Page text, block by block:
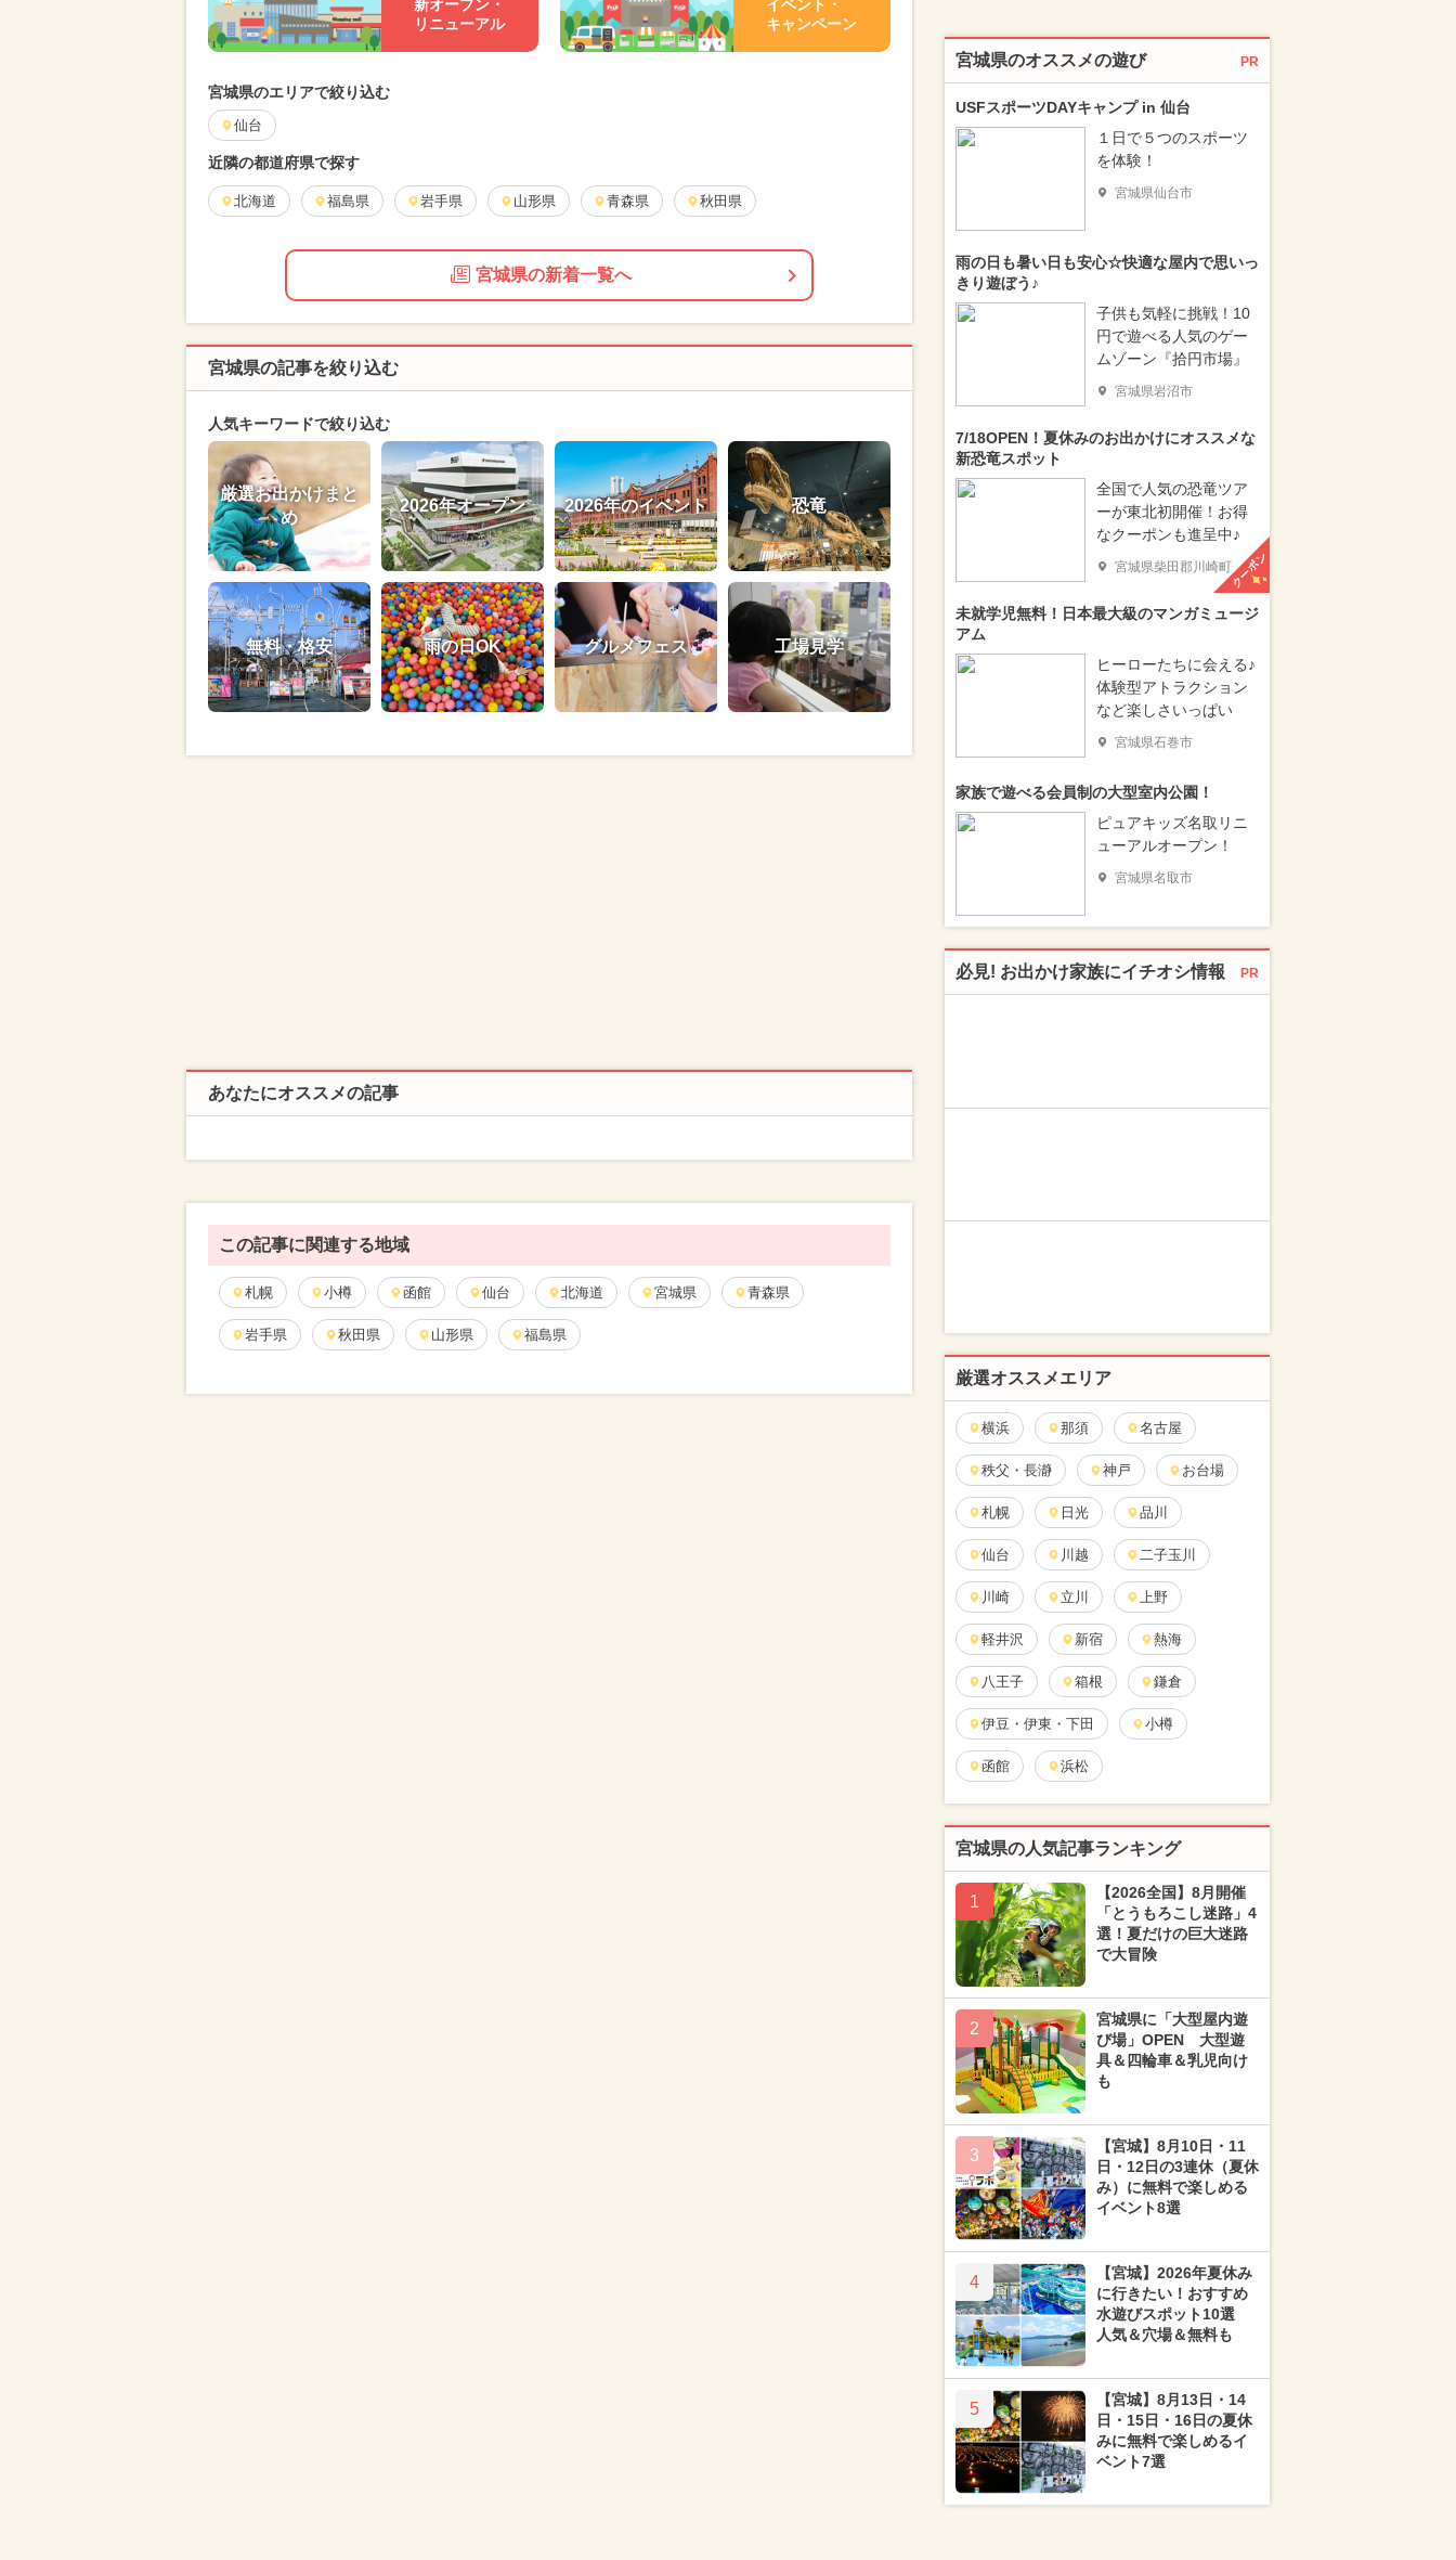
新オープン・
リニューアル
イベント・
キャンペーン
宮城県のエリアで絞り込む
仙台
近隣の都道府県で探す
北海道 福島県 岩手県 山形県 青森県 秋田県
宮城県の新着一覧へ
宮城県の記事を絞り込む
人気キーワードで絞り込む
厳選お出かけまと
め
2026年オープン 2026年のイベント 恐竜
無料・格安 雨の日OK グルメフェス 工場見学
あなたにオススメの記事
この記事に関連する地域
札幌 小樽 函館 仙台 北海道 宮城県 青森県
岩手県 秋田県 山形県 福島県
宮城県のオススメの遊び PR
USFスポーツDAYキャンプ in 仙台
１日で５つのスポーツ
を体験！
宮城県仙台市
雨の日も暑い日も安心☆快適な屋内で思いっ
きり遊ぼう♪
子供も気軽に挑戦！10
円で遊べる人気のゲー
ムゾーン『拾円市場』
宮城県岩沼市
7/18OPEN！夏休みのお出かけにオススメな
新恐竜スポット
全国で人気の恐竜ツア
ーが東北初開催！お得
なクーポンも進呈中♪
宮城県柴田郡川崎町クーポン
未就学児無料！日本最大級のマンガミュージ
アム
ヒーローたちに会える♪
体験型アトラクション
など楽しさいっぱい
宮城県石巻市
家族で遊べる会員制の大型室内公園！
ピュアキッズ名取リニ
ューアルオープン！
宮城県名取市
必見! お出かけ家族にイチオシ情報 PR
厳選オススメエリア
横浜 那須 名古屋
秩父・長瀞 神戸 お台場
札幌 日光 品川
仙台 川越 二子玉川
川崎 立川 上野
軽井沢 新宿 熱海
八王子 箱根 鎌倉
伊豆・伊東・下田 小樽
函館 浜松
宮城県の人気記事ランキング
1
【2026全国】8月開催
「とうもろこし迷路」4
選！夏だけの巨大迷路
で大冒険
2
宮城県に「大型屋内遊
び場」OPEN 大型遊
具＆四輪車＆乳児向け
も
3
【宮城】8月10日・11
日・12日の3連休（夏休
み）に無料で楽しめる
イベント8選
4
【宮城】2026年夏休み
に行きたい！おすすめ
水遊びスポット10選
人気＆穴場＆無料も
5
【宮城】8月13日・14
日・15日・16日の夏休
みに無料で楽しめるイ
ベント7選